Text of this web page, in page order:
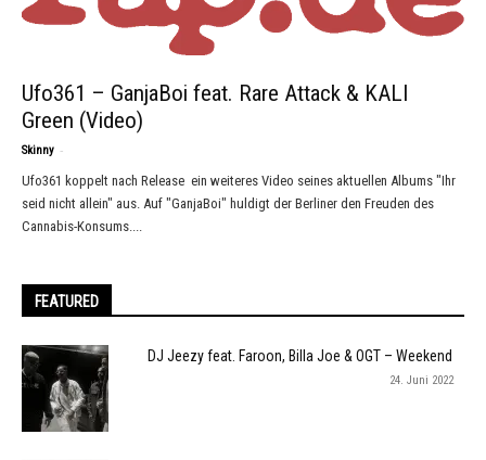
Ufo361 – GanjaBoi feat. Rare Attack & KALI
Green (Video)
Skinny -
Ufo361 koppelt nach Release ein weiteres Video seines aktuellen Albums "Ihr
seid nicht allein" aus. Auf "GanjaBoi" huldigt der Berliner den Freuden des
Cannabis-Konsums....
FEATURED
DJ Jeezy feat. Faroon, Billa Joe & OGT – Weekend
24. Juni 2022